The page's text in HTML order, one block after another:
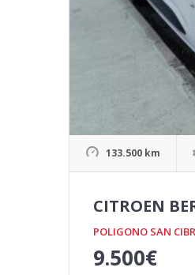
133.500 km
CITROEN
POLIGONO SAN
9.500€